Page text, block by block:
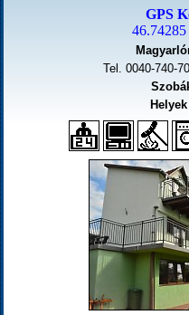
GPS
Tel. 0040-740-